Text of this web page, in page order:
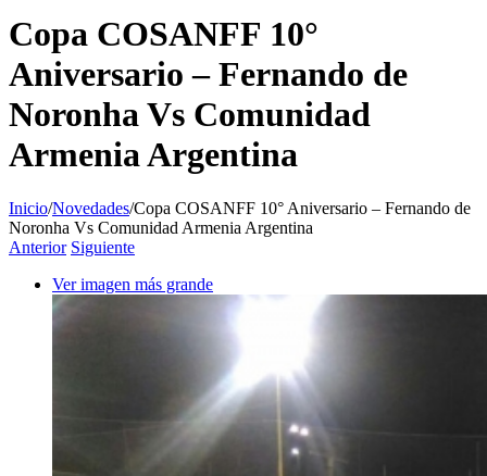
Copa COSANFF 10°
Aniversario – Fernando de
Noronha Vs Comunidad
Armenia Argentina
Inicio/Novedades/Copa COSANFF 10° Aniversario – Fernando de
Noronha Vs Comunidad Armenia Argentina
Anterior Siguiente
Ver imagen más grande